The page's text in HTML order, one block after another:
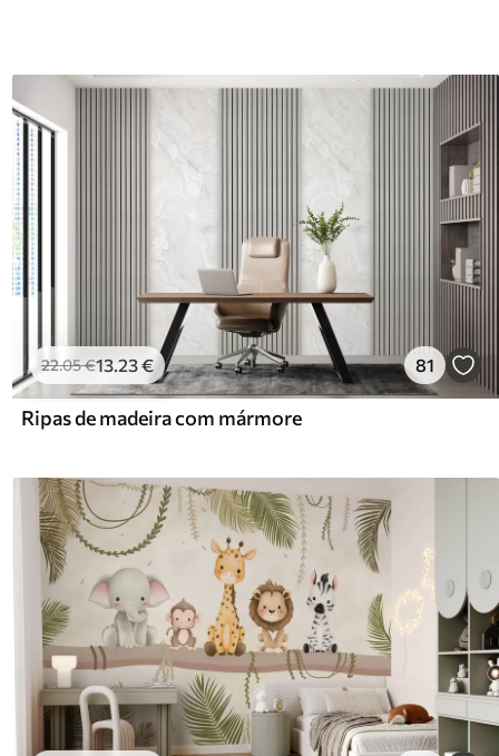
22.05€13.23€ 81
Ripas de madeira com mármore